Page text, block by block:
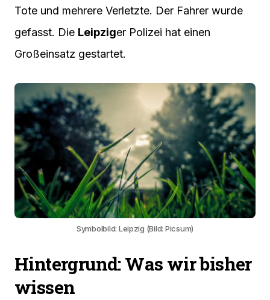
Tote und mehrere Verletzte. Der Fahrer wurde
gefasst. Die Leipziger Polizei hat einen
Großeinsatz gestartet.
Symbolbild: Leipzig (Bild: Picsum)
Hintergrund: Was wir bisher
wissen